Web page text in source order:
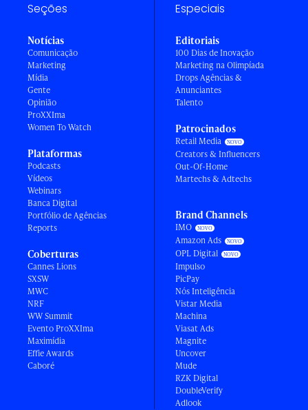
Seções
Notícias
Comunicação
Marketing
Mídia
Gente
Opinião
ProXXIma
Women To Watch
Plataformas
Podcasts
Vídeos
Webinars
Banca Digital
Portfólio de Agências
Reports
Coberturas
Cannes Lions
SXSW
MWC
NRF
WW Summit
Evento ProXXIma
Maximídia
Effie Awards
Caboré
Especiais
Editoriais
100 Dias de Inovação
Marketing na Olimpíada
Drops Agências &
Anunciantes
Talento
Patrocinados
Retail Media
Creators & Influencers
Out-Of-Home
Martechs & Adtechs
Brand Channels
IMO
Amazon Ads
OPL Digital
Impulso
PicPay
Nós Inteligência
Vistar Media
Machina
Viasat Ads
Magnite
Uncover
Mude
RZK Digital
DoubleVerify
Adlook